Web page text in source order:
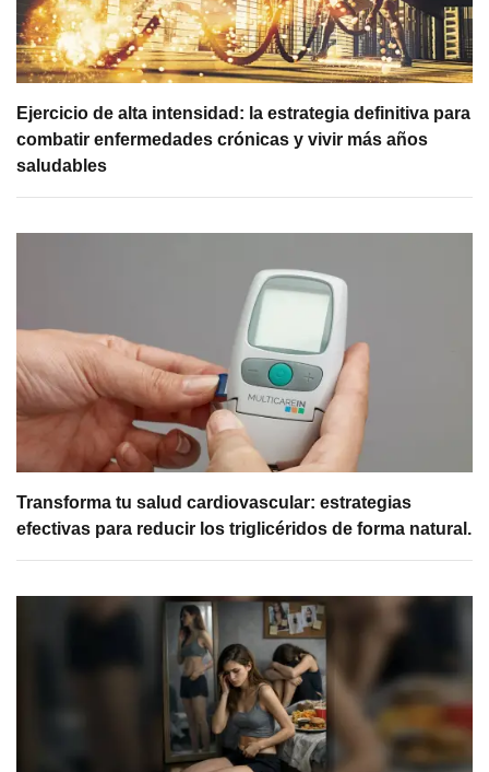
Ejercicio de alta intensidad: la estrategia definitiva para
combatir enfermedades crónicas y vivir más años
saludables
Transforma tu salud cardiovascular: estrategias
efectivas para reducir los triglicéridos de forma natural.